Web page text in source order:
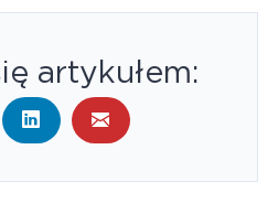
artykułem: